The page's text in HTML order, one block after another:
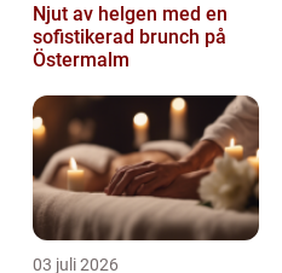
Njut av helgen med en
sofistikerad brunch på
Östermalm
03 juli 2026